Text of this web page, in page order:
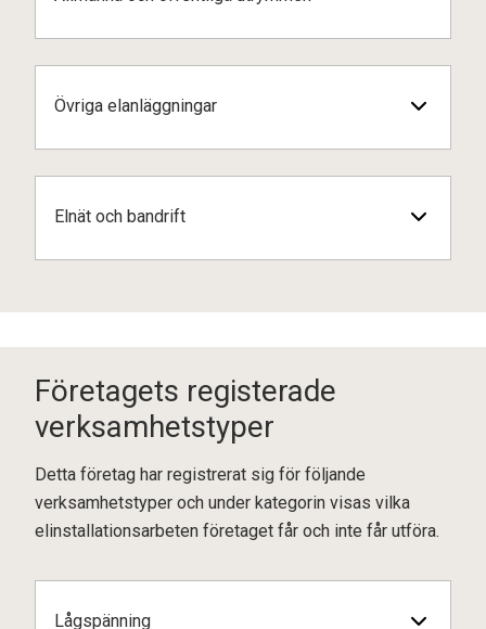
Övriga elanläggningar
Elnät och bandrift
Företagets registerade
verksamhetstyper
Detta företag har registrerat sig för följande
verksamhetstyper och under kategorin visas vilka
elinstallationsarbeten företaget får och inte får utföra.
Lågspänning